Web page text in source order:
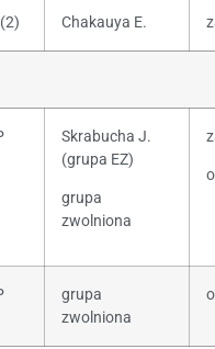
Chakauya E.
Skrabucha J.
(grupa EZ)
grupa
zwolniona
grupa
zwolniona